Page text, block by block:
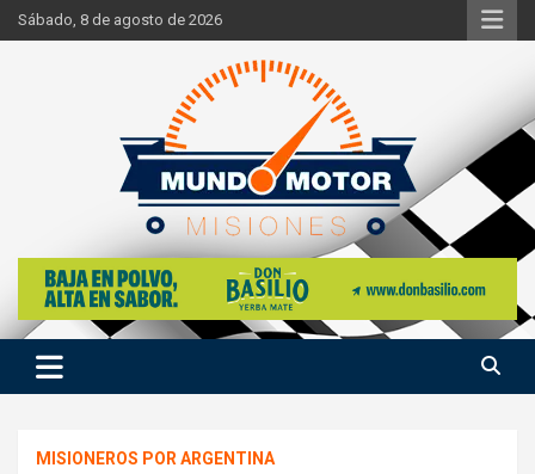
Skip
to
Sábado, 8 de agosto de 2026
Mundo Motor Misiones
Si hay ruido de motores ahí estaremos
MISIONEROS POR ARGENTINA